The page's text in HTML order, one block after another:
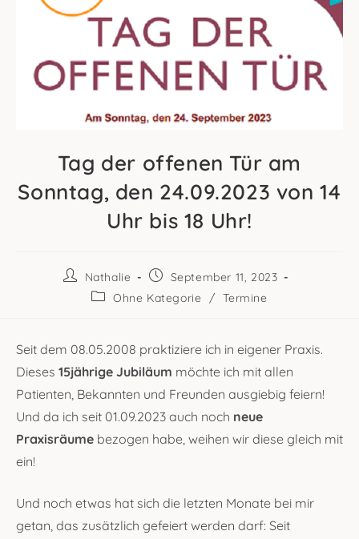
Tag der offenen Tür am
Sonntag, den 24.09.2023 von 14
Uhr bis 18 Uhr!
Beitrags-
Autor:
Nathalie
Beitrag
veröffentlicht:
September 11, 2023
Beitrags-
Ohne Kategorie / Termine
Seit dem 08.05.2008 praktiziere ich in eigener Praxis.
Dieses 15jährige Jubiläum möchte ich mit allen
Patienten, Bekannten und Freunden ausgiebig feiern!
Und da ich seit 01.09.2023 auch noch neue
Praxisräume bezogen habe, weihen wir diese gleich mit
ein!
Und noch etwas hat sich die letzten Monate bei mir
getan, das zusätzlich gefeiert werden darf: Seit